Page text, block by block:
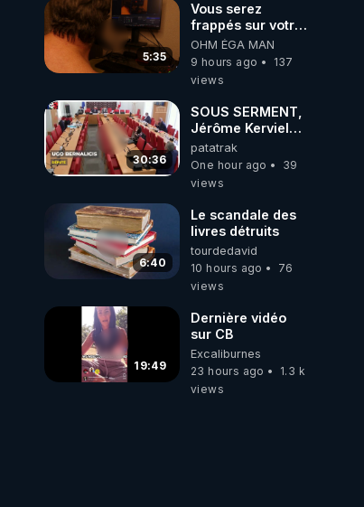
5:35
Vous serez
frappés sur votre
sol européens par
la faute des
dirigeants qui
le nez
OHM ÉGA MAN
9 hours ago
137
views
30:36
SOUS SERMENT,
Jérôme Kerviel
balance tout à
l'Assemblée !
patatrak
One hour ago
39
views
6:40
Le scandale des
livres détruits
tourdedavid
10 hours ago
76
views
19:49
Dernière vidéo
sur CB
Excaliburnes
23 hours ago
1.3 k
views